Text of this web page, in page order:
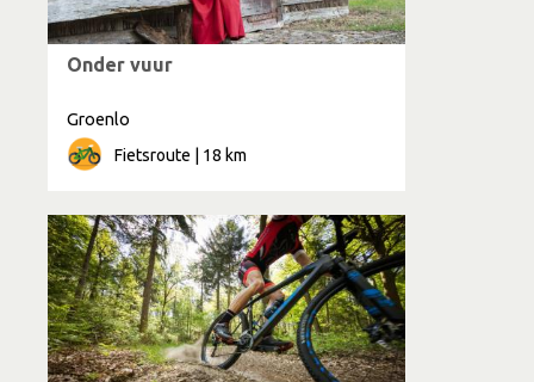
Onder vuur
Groenlo
Fietsroute | 18 km